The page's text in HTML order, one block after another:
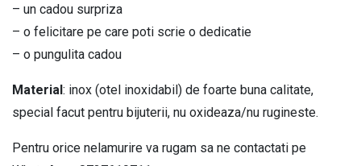
– un cadou surpriza
– o felicitare pe care poti scrie o dedicatie
– o pungulita cadou
Material: inox (otel inoxidabil) de foarte buna calitate,
special facut pentru bijuterii, nu oxideaza/nu rugineste.
Pentru orice nelamurire va rugam sa ne contactati pe